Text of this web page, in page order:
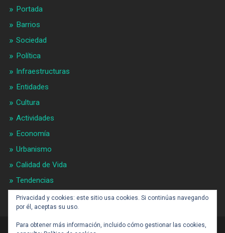
Portada
Barrios
Sociedad
Política
Infraestructuras
Entidades
Cultura
Actividades
Economía
Urbanismo
Calidad de Vida
Tendencias
Gran BCN
Privacidad y cookies: este sitio usa cookies. Si continúas navegando
por él, aceptas su uso.
Para obtener más información, incluido cómo gestionar las cookies,